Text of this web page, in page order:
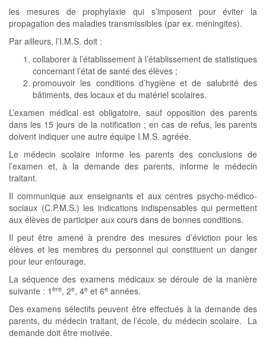
les mesures de prophylaxie qui s’imposent pour éviter la
propagation des maladies transmissibles (par ex. méningites).
Par ailleurs, l’I.M.S. doit :
collaborer à l’établissement à l’établissement de statistiques
concernant l’état de santé des élèves ;
promouvoir les conditions d’hygiène et de salubrité des
bâtiments, des locaux et du matériel scolaires.
L’examen médical est obligatoire, sauf opposition des parents
dans les 15 jours de la notification ; en cas de refus, les parents
doivent indiquer une autre équipe I.M.S. agréée.
Le médecin scolaire informe les parents des conclusions de
l’examen et, à la demande des parents, informe le médecin
traitant.
Il communique aux enseignants et aux centres psycho-médico-
sociaux (C.P.M.S.) les indications indispensables qui permettent
aux élèves de participer aux cours dans de bonnes conditions.
Il peut être amené à prendre des mesures d’éviction pour les
élèves et les membres du personnel qui constituent un danger
pour leur entourage.
La séquence des examens médicaux se déroule de la manière
suivante : 1 ère, 2e, 4e et 6e années.
Des examens sélectifs peuvent être effectués à la demande des
parents, du médecin traitant, de l’école, du médecin scolaire. La
demande doit être motivée.